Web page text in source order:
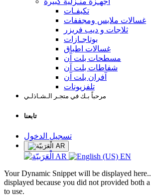
تكيفـات
غسالات ملابس ومجففات
ثلاجات و ديب فريزر
بوتاجـازات
غسالات اطباق
مسطحات بلت آن
شفاطات بلت آن
آفران بلت آن
تلفزيونات
مرحباً بـك في متجـر الـشـاذلـي
تابعنا
تسجيل الدخول
AR
AR
EN
Your Dynamic Snippet will be displayed
displayed because you did not provided both
to use.